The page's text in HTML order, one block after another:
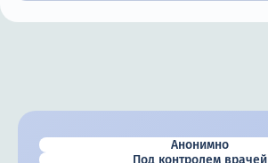
Анонимно